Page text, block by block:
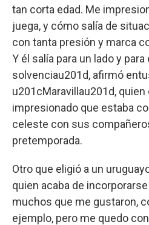
tan corta edad. Me
juega, y cómo salía de
con tanta presión y marca
Y él salía para un lado y
solvenciau201d, afirmó
u201cMaravillau201d,
impresionado que estaba
celeste con sus
pretemporada.
Otro que eligió a un
quien acaba de
muchos que me gustaron,
ejemplo, pero me quedo